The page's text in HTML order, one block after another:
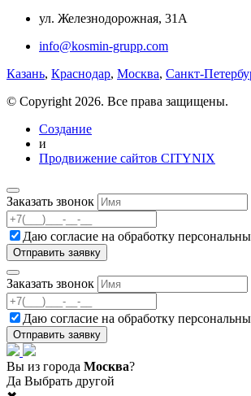
ул. Железнодорожная, 31А
info@kosmin-grupp.com
Казань, Краснодар, Москва, Санкт-
© Copyright 2026. Все права защищены.
Создание
и
Продвижение сайтов CITYNIX
Заказать звонок
Даю согласие на обработку
Заказать звонок
Даю согласие на обработку
Вы из города Москва?
Да Выбрать другой